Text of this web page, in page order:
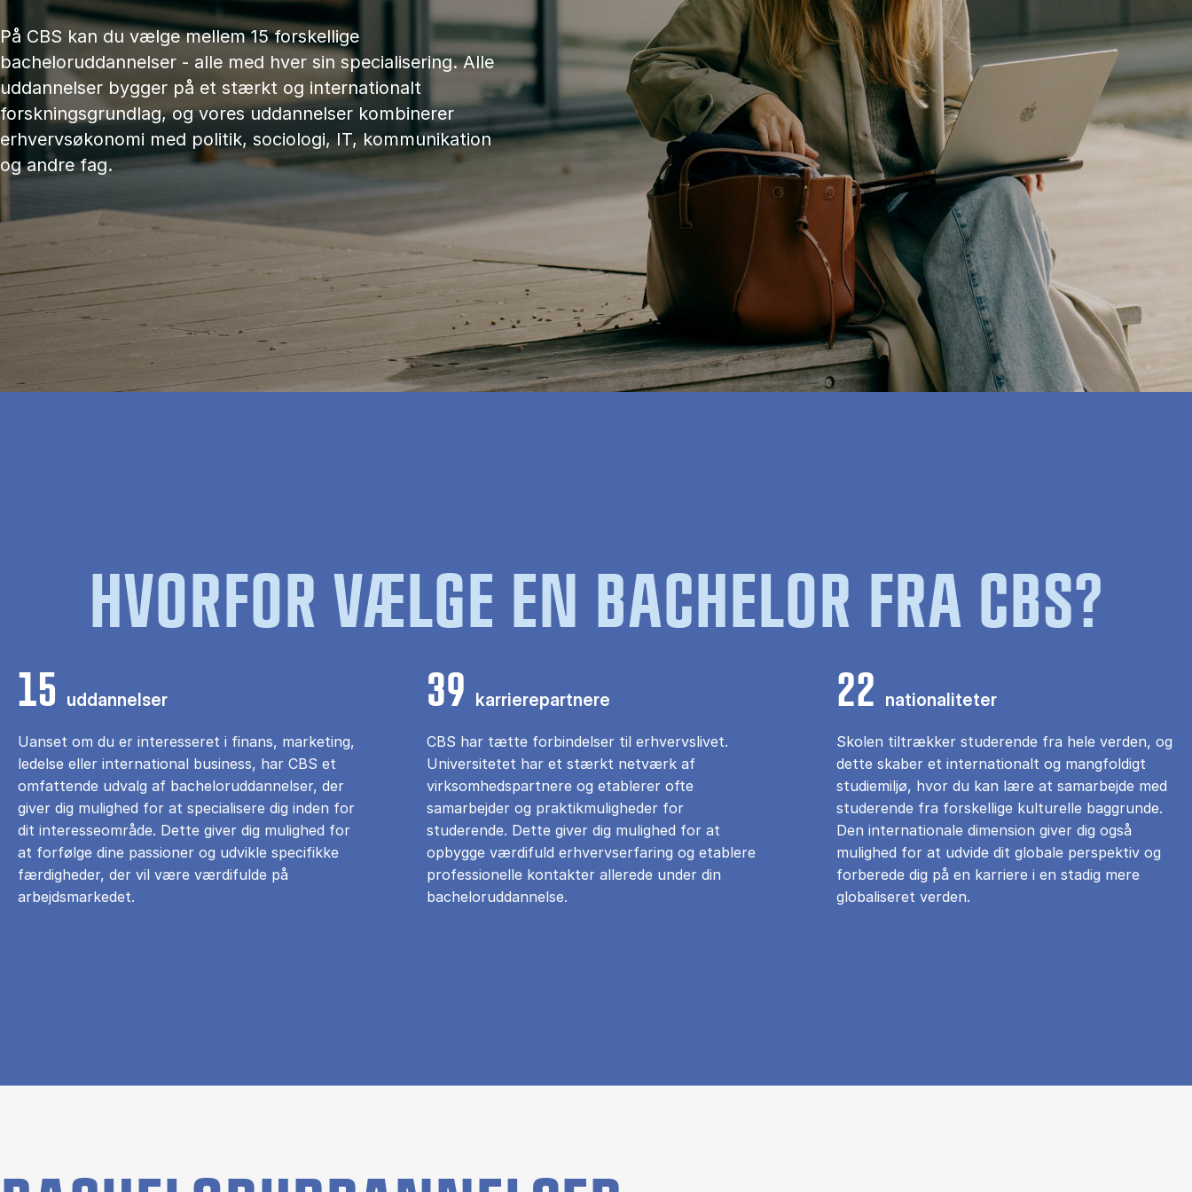
På CBS kan du vælge mellem 15 forskellige
bacheloruddannelser - alle med hver sin specialisering. Alle
uddannelser bygger på et stærkt og internationalt
forskningsgrundlag, og vores uddannelser kombinerer
erhvervsøkonomi med politik, sociologi, IT, kommunikation
og andre fag.
HVORFOR VÆLGE EN BACHELOR FRA CBS?
15 uddannelser
Uanset om du er interesseret i finans, marketing,
ledelse eller international business, har CBS et
omfattende udvalg af bacheloruddannelser, der
giver dig mulighed for at specialisere dig inden for
dit interesseområde. Dette giver dig mulighed for
at forfølge dine passioner og udvikle specifikke
færdigheder, der vil være værdifulde på
arbejdsmarkedet.
39 karrierepartnere
CBS har tætte forbindelser til erhvervslivet.
Universitetet har et stærkt netværk af
virksomhedspartnere og etablerer ofte
samarbejder og praktikmuligheder for
studerende. Dette giver dig mulighed for at
opbygge værdifuld erhvervserfaring og etablere
professionelle kontakter allerede under din
bacheloruddannelse.
22 nationaliteter
Skolen tiltrækker studerende fra hele verden, og
dette skaber et internationalt og mangfoldigt
studiemiljø, hvor du kan lære at samarbejde med
studerende fra forskellige kulturelle baggrunde.
Den internationale dimension giver dig også
mulighed for at udvide dit globale perspektiv og
forberede dig på en karriere i en stadig mere
globaliseret verden.